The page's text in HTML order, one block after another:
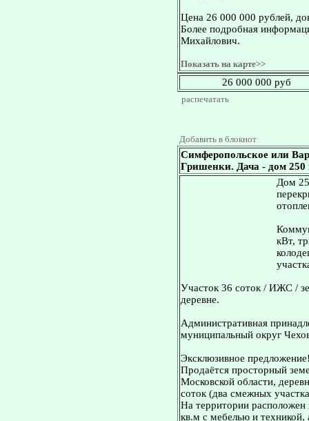
Цена 26 000 000 рублей,
Более подробная
Михайлович.
Показать на карте>>
26 000 000 руб
распечатать
Добавить в блокнот
Симферопольское или
Гришенки. Дача - дом 250
Дом
кВт,
Участок 36 соток / ИЖС /
деревне.
Административная
муниципальный округ
Эксклюзивное
Продаётся просторный
Московской области,
соток (два смежных
На территории
кв.м с мебелью и техникой,